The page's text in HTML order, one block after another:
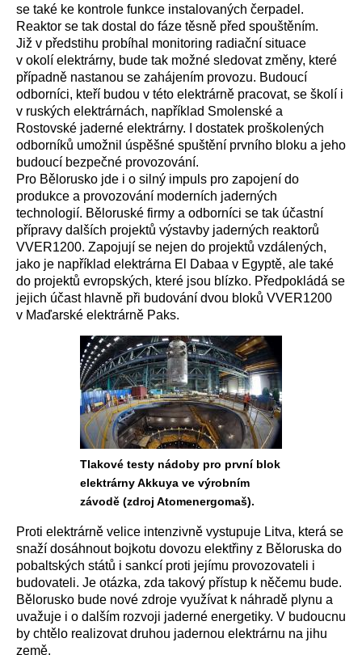
se také ke kontrole funkce instalovaných čerpadel.
Reaktor se tak dostal do fáze těsně před spouštěním.
Již v předstihu probíhal monitoring radiační situace
v okolí elektrárny, bude tak možné sledovat změny, které
případně nastanou se zahájením provozu. Budoucí
odborníci, kteří budou v této elektrárně pracovat, se školí i
v ruských elektrárnách, například Smolenské a
Rostovské jaderné elektrárny. I dostatek proškolených
odborníků umožnil úspěšné spuštění prvního bloku a jeho
budoucí bezpečné provozování.
Pro Bělorusko jde i o silný impuls pro zapojení do
produkce a provozování moderních jaderných
technologií. Běloruské firmy a odborníci se tak účastní
přípravy dalších projektů výstavby jaderných reaktorů
VVER1200. Zapojují se nejen do projektů vzdálených,
jako je například elektrárna El Dabaa v Egyptě, ale také
do projektů evropských, které jsou blízko. Předpokládá se
jejich účast hlavně při budování dvou bloků VVER1200
v Maďarské elektrárně Paks.
Tlakové testy nádoby pro první blok
elektrárny Akkuya ve výrobním
závodě (zdroj Atomenergomaš).
Proti elektrárně velice intenzivně vystupuje Litva, která se
snaží dosáhnout bojkotu dovozu elektřiny z Běloruska do
pobaltských států i sankcí proti jejímu provozovateli i
budovateli. Je otázka, zda takový přístup k něčemu bude.
Bělorusko bude nové zdroje využívat k náhradě plynu a
uvažuje i o dalším rozvoji jaderné energetiky. V budoucnu
by chtělo realizovat druhou jadernou elektrárnu na jihu
země.